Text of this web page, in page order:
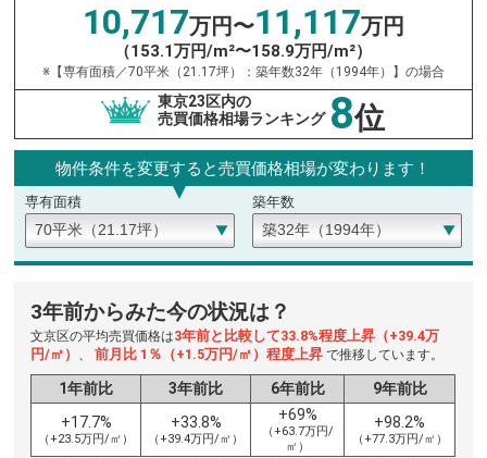
10,717万円〜11,117万円
（153.1万円/m²〜158.9万円/m²）
※【専有面積／70平米（21.17坪）：築年数32年（1994年）】の場合
東京23区内の
売買価格相場ランキング 8位
物件条件を変更すると売買価格相場が変わります！
専有面積 築年数
3年前からみた今の状況は？
文京区の平均売買価格は3年前と比較して33.8%程度上昇（+39.4万
円/㎡） 、前月比 1％（+1.5万円/㎡）程度上昇で推移しています。
1年前比 3年前比 6年前比
9年前比
+17.7%
（+23.5万円/㎡）
+33.8%
（+39.4万円/㎡）
+69%
（+63.7万円/
㎡）
+98.2%
（+77.3万円/㎡）